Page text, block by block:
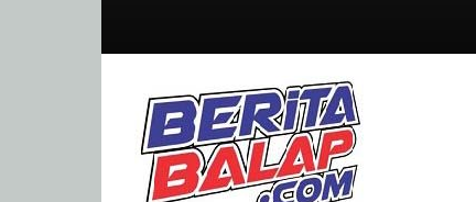
BeritaBalap.com
Portal
Berita
Balap